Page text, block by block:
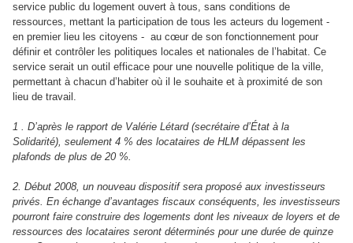
service public du logement ouvert à tous, sans conditions de
ressources, mettant la participation de tous les acteurs du logement -
en premier lieu les citoyens - au cœur de son fonctionnement pour
définir et contrôler les politiques locales et nationales de l’habitat. Ce
service serait un outil efficace pour une nouvelle politique de la ville,
permettant à chacun d’habiter où il le souhaite et à proximité de son
lieu de travail.
1 . D’après le rapport de Valérie Létard (secrétaire d’État à la
Solidarité), seulement 4 % des locataires de HLM dépassent les
plafonds de plus de 20 %.
2. Début 2008, un nouveau dispositif sera proposé aux investisseurs
privés. En échange d’avantages fiscaux conséquents, les investisseurs
pourront faire construire des logements dont les niveaux de loyers et de
ressources des locataires seront déterminés pour une durée de quinze